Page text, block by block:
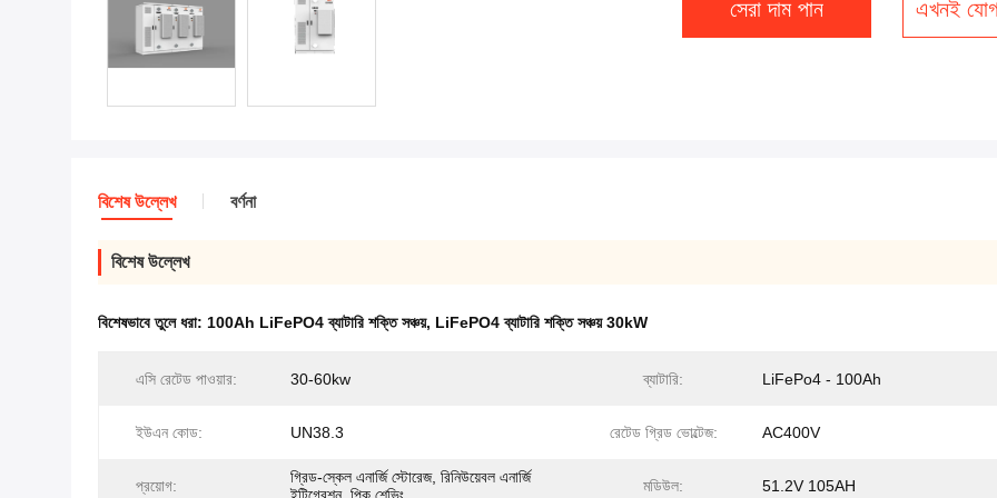
সেরা দাম পান এখনই
বিশেষ উল্লেখ বর্ণনা
বিশেষ উল্লেখ
বিশেষভাবে তুলে ধরা: 100Ah LiFePO4 ব্যাটারি শক্তি সঞ্চয়, LiFePO4 ব্যাটারি শক্তি সঞ্চয় 30kW
এসি রেটেড পাওয়ার: 30-60kw ব্যাটারি: LiFePo4 - 100Ah
ইউএন কোড: UN38.3 রেটেড গ্রিড ভোল্টেজ: AC400V
প্রয়োগ:
গ্রিড-স্কেল এনার্জি স্টোরেজ, রিনিউয়েবল এনার্জি
মডিউল: 51.2V 105AH